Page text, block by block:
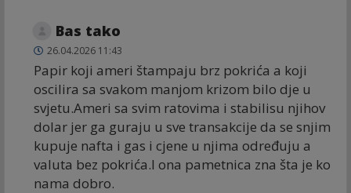
Bas tako
26.04.2026 11:43
Papir koji ameri štampaju brz pokrića a koji
oscilira sa svakom manjom krizom bilo dje u
svjetu.Ameri sa svim ratovima i stabilisu njihov
dolar jer ga guraju u sve transakcije da se snjim
kupuje nafta i gas i cjene u njima određuju a
valuta bez pokrića.I ona pametnica zna šta je ko
nama dobro.